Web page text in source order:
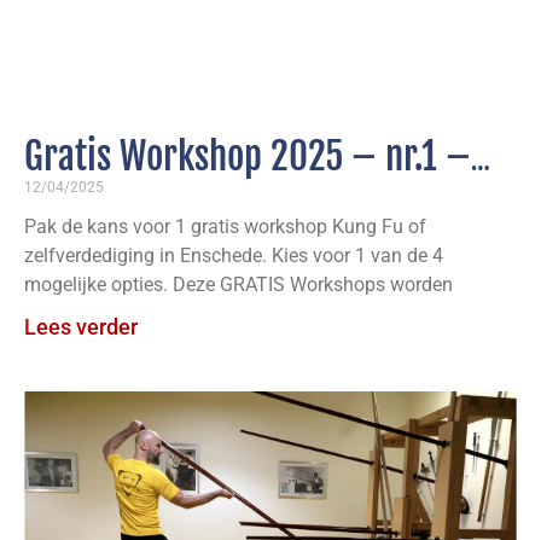
Gratis Workshop 2025 – nr.1 –
WomanPower, Zelfverdediging
voor Vrouwen
12/04/2025
Pak de kans voor 1 gratis workshop Kung Fu of
zelfverdediging in Enschede. Kies voor 1 van de 4
mogelijke opties. Deze GRATIS Workshops worden
Lees verder